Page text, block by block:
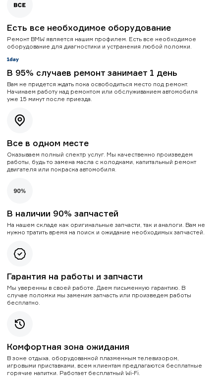
Есть все необходимое оборудование
Ремонт BMW является нашим профилем. Есть все необходимое
оборудование для диагностики и устранения любой поломки.
В 95% случаев ремонт занимает 1 день
Вам не придется ждать пока освободиться место под ремонт.
Начинаем работу над ремонтом или обслуживанием автомобиля
уже 15 минут после приезда.
Все в одном месте
Оказываем полный спектр услуг. Мы качественно произведем
работы, будь то замена масла с колодками, капитальный ремонт
двигателя или покраска автомобиля.
В наличии 90% запчастей
На нашем складе как оригинальные запчасти, так и аналоги. Вам не
нужно тратить время на поиск и ожидание необходимых запчастей.
Гарантия на работы и запчасти
Мы уверенны в своей работе. Даем письменную гарантию. В
случае поломки мы заменим запчасть или произведем работы
бесплатно.
Комфортная зона ожидания
В зоне отдыха, оборудованной плазменным телевизором,
игровыми приставками, всем клиентам предлагаются бесплатные
горячие напитки. Работает бесплатный Wi-Fi.